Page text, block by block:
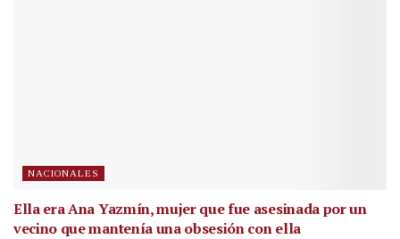
NACIONALES
Ella era Ana Yazmín, mujer que fue asesinada por un
vecino que mantenía una obsesión con ella